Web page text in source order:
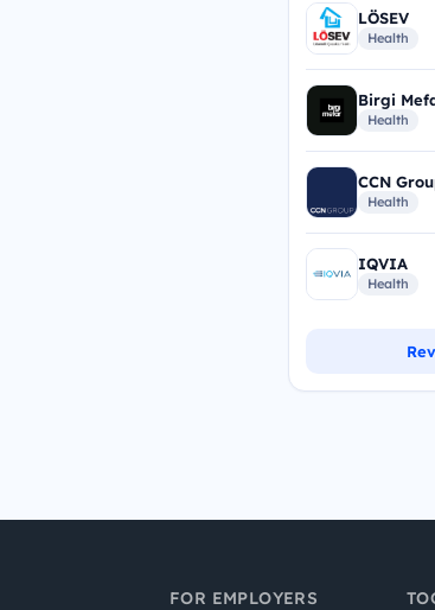
LÖSEV
Health
Birgi
Health
CCN
Health
IQVIA
Health
FOR EMPLOYERS